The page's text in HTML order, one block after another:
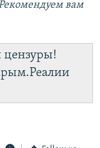
вам
цензуры!